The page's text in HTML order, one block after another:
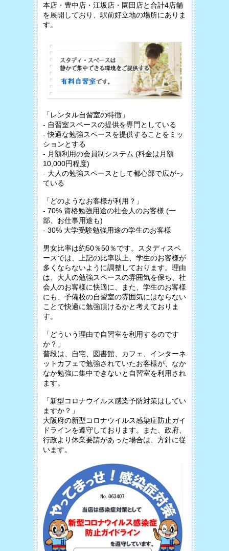
本店・豊中店・江坂店・園田店と合計4店舗
を展開しており、駅前好立地の場所にありま
す。
「レンタル自習室の特徴」
- 自習室スペースの提供を専門としている
- 快適な勉強スペースを提供することをミッ
ションとする
- 月額利用の会員制システム (料金は月額
10,000円程度)
- 大人の勉強スペースとして都心部で広がっ
ている
「どのようなお客様が利用？」
- 70% 資格勉強用途の社会人のお客様 (一
部、お仕事用途も)
- 30% 大学受験勉強用途の学生のお客様
男女比率は約50％50％です。スタディスペ
ースでは、上記の比率以上、学生のお客様が
多くならないように調整しております。理由
は、大人の勉強スペースの雰囲気を保ち、社
会人のお客様に快適に、また、学生のお客様
にも、予備校の自習室の雰囲気にはならない
ことで快適に勉強頂けるかと考えておりま
す。
「どういう理由で自習室を利用するのです
か？」
普段は、自宅、図書館、カフェ、インターネ
ットカフェで勉強されていたお客様が、なか
なか勉強に集中できないと自習室を利用され
ます。
「新型コロナウイルス感染予防対策はしてい
ますか？」
大阪府の新型コロナウイルス感染症防止ガイ
ドラインを遵守しております。また、政府、
行政より休業要請があった場合は、方針に従
います。